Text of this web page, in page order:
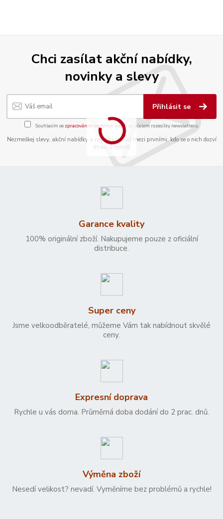
Chci zasílat akční nabídky,
novinky a slevy
Přihlásit se
Souhlasím se zpracováním osobních údajůza účelem rozesílky newsletteru.
Nezmeškej slevy, akční nabídky a novinky a buď mezi prvními, kdo se o nich dozví
(max. 1 týdně)
Garance kvality
100% originální zboží. Nakupujeme pouze z oficiální
distribuce.
Super ceny
Jsme velkoodběratelé, můžeme Vám tak nabídnout skvělé
ceny.
Expresní doprava
Rychle u vás doma. Průměrná doba dodání do 2 prac. dnů.
Výměna zboží
Nesedí velikost? nevadí. Vyměníme bez problémů a rychle!